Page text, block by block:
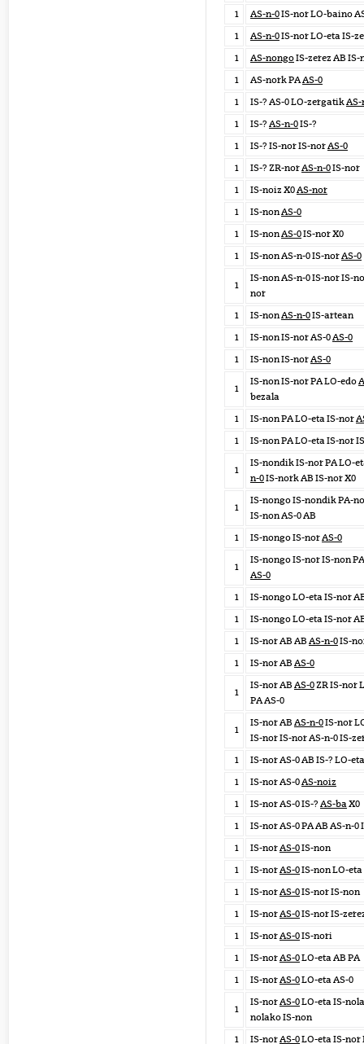
1
AS-n-0IS-nor LO-baino
1
AS-n-0IS-nor LO-eta IS-
1
AS-nongoIS-zerez AB IS-
1
AS-nork PAAS-0
1
IS-? AS-0 LO-zergatikAS-
1
IS-? AS-n-0IS-?
1
IS-? IS-nor IS-norAS-0
1
IS-? ZR-norAS-n-0IS-nor
1
IS-noiz X0AS-nor
1
IS-nonAS-0
1
IS-nonAS-0IS-nor X0
1
IS-non AS-n-0 IS-norAS-0
1
IS-non AS-n-0 IS-nor IS-
nor
1
IS-nonAS-n-0IS-artean
1
IS-non IS-nor AS-0AS-0
1
IS-non IS-norAS-0
1
IS-non IS-nor PA LO-edo
bezala
1
IS-non PA LO-eta IS-nor
1
IS-non PA LO-eta IS-nor
1
IS-nondik IS-nor PA LO-
n-0IS-nork AB IS-nor X0
1
IS-nongo IS-nondik PA-
IS-non AS-0 AB
1
IS-nongo IS-norAS-0
1
IS-nongo IS-nor IS-non
AS-0
1
IS-nongo LO-eta IS-nor
1
IS-nongo LO-eta IS-nor
1
IS-nor AB AB AS-n-0IS-
1
IS-nor AB AS-0
1
IS-nor AB AS-0ZR IS-nor
PA AS-0
1
IS-nor AB AS-n-0IS-nor
IS-nor IS-nor AS-n-0 IS-
1
IS-nor AS-0 AB IS-? LO-
1
IS-nor AS-0AS-noiz
1
IS-nor AS-0 IS-? AS-baX0
1
IS-nor AS-0 PA AB AS-n-0
1
IS-norAS-0IS-non
1
IS-norAS-0IS-non LO-eta
1
IS-norAS-0IS-nor IS-non
1
IS-norAS-0IS-nor IS-
1
IS-norAS-0IS-nori
1
IS-norAS-0LO-eta AB PA
1
IS-norAS-0LO-eta AS-0
1
IS-norAS-0LO-eta IS-
nolako IS-non
1
IS-norAS-0LO-eta IS-nor